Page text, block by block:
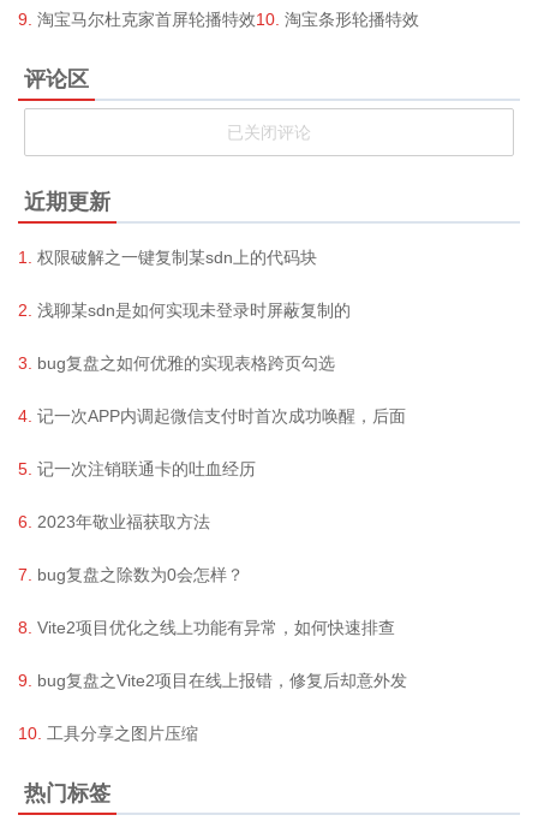
淘宝马尔杜克家首屏轮播特效 淘宝条形轮播特效
评论区
近期更新
权限破解之一键复制某sdn上的代码块
浅聊某sdn是如何实现未登录时屏蔽复制的
bug复盘之如何优雅的实现表格跨页勾选
记一次APP内调起微信支付时首次成功唤醒，后面
记一次注销联通卡的吐血经历
2023年敬业福获取方法
bug复盘之除数为0会怎样？
Vite2项目优化之线上功能有异常，如何快速排查
bug复盘之Vite2项目在线上报错，修复后却意外发
工具分享之图片压缩
热门标签